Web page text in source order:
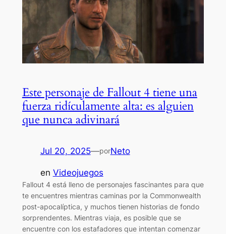
Este personaje de Fallout 4 tiene una
fuerza ridículamente alta: es alguien
que nunca adivinará
Jul 20, 2025—porNeto
en Videojuegos
Fallout 4 está lleno de personajes fascinantes para que
te encuentres mientras caminas por la Commonwealth
post-apocalíptica, y muchos tienen historias de fondo
sorprendentes. Mientras viaja, es posible que se
encuentre con los estafadores que intentan comenzar